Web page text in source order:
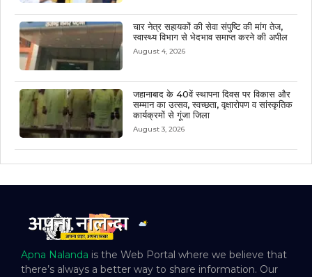
चार नेत्र सहायकों की सेवा संपुष्टि की मांग तेज,
स्वास्थ्य विभाग से भेदभाव समाप्त करने की अपील
August 4, 2026
जहानाबाद के 40वें स्थापना दिवस पर विकास और
सम्मान का उत्सव, स्वच्छता, वृक्षारोपण व सांस्कृतिक
कार्यक्रमों से गूंजा जिला
August 3, 2026
Apna Nalanda is the Web Portal where we believe that
there’s always a better way to share information. Our